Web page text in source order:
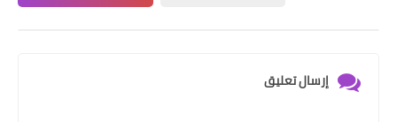
إرسال تعليق